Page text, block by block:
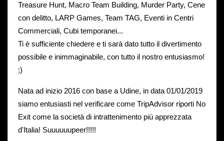
Treasure Hunt, Macro Team Building, Murder Party, Cene
con delitto, LARP Games, Team TAG, Eventi in Centri
Commerciali, Cubi temporanei...
Ti è sufficiente chiedere e ti sarà dato tutto il divertimento
possibile e inimmaginabile, con tutto il nostro entusiasmo!
;)
Nata ad inizio 2016 con base a Udine, in data 01/01/2019
siamo entusiasti nel verificare come TripAdvisor riporti No
Exit come la società di intrattenimento più apprezzata
d'Italia! Suuuuuupeer!!!!!